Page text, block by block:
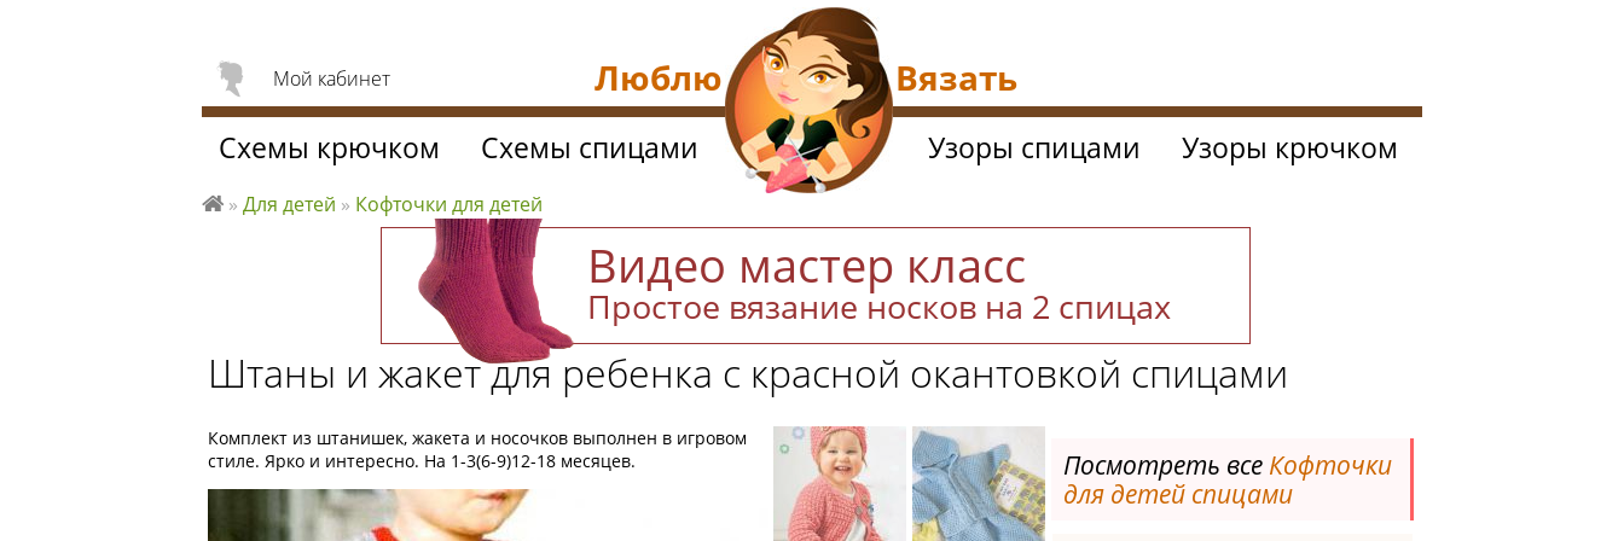
Видео мастер класс
Простое вязание носков на 2 спицах
Штаны и жакет для ребенка с красной окантовкой спицами
Комплект из штанишек, жакета и носочков выполнен в игровом
стиле. Ярко и интересно. На 1-3(6-9)12-18 месяцев.
Посмотреть все Кофточки
для детей спицами
Мой кабинет
Схемы крючком Схемы спицами Узоры спицами Узоры крючком
ть
» Для детей » Кофточки для детей
Люблю Вязать